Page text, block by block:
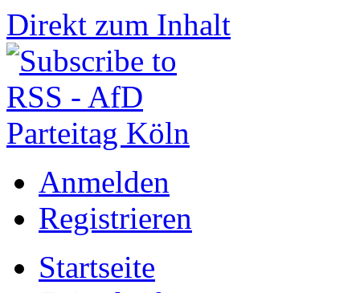
Direkt zum Inhalt
Anmelden
Registrieren
Startseite